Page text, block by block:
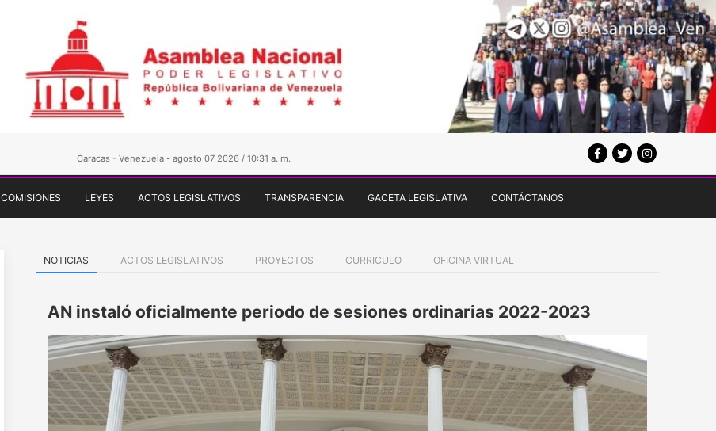
Caracas - Venezuela - agosto 07 2026 / 10:31 a. m.
COMISIONES LEYES ACTOS LEGISLATIVOS TRANSPARENCIA GACETA LEGISLATIVA CONTÁCTANOS
NOTICIAS ACTOS LEGISLATIVOS PROYECTOS CURRICULO OFICINA VIRTUAL
AN instaló oficialmente periodo de sesiones ordinarias 2022-2023